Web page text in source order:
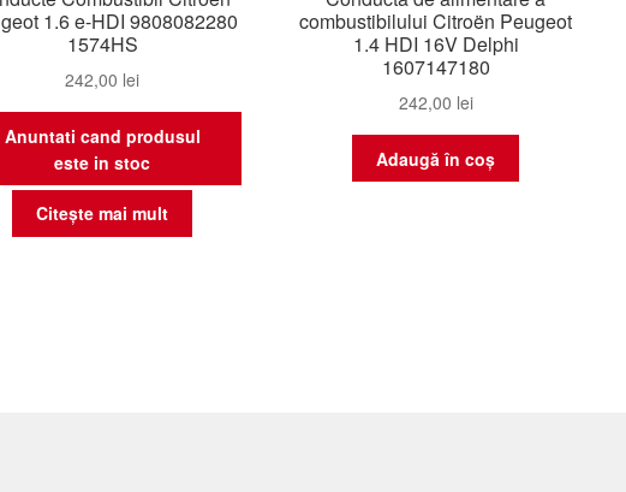
1.6 e-HDI 9808082280
1574HS
242,00 lei
Anuntati cand produsul
este in stoc
Citește mai mult
combustibilului Citroën Peugeot
1.4 HDI 16V Delphi
1607147180
242,00 lei
Adaugă în coș